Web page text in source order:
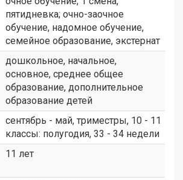
пятидневка; очно-заочное
обучение, надомное обучение,
семейное образование, экстернат
дошкольное, начальное,
основное, среднее общее
образование, дополнительное
образование детей
сентябрь - май, триместры, 10 - 11
классы: полугодия, 33 - 34 недели
11 лет